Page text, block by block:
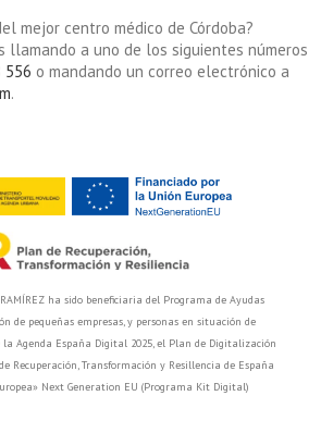
mejor centro médico de Córdoba?
llamando a uno de los siguientes números
556 o mandando un correo electrónico a
.
RAMÍREZ ha sido beneficiaria del Programa de Ayudas
de pequeñas empresas, y personas en situación de
Agenda España Digital 2025, el Plan de Digitalización
Recuperación, Transformación y Resillencia de España
Next Generation EU (Programa Kit Digital)